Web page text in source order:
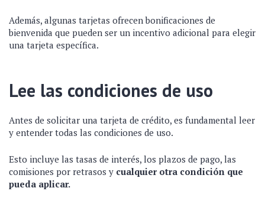
Además, algunas tarjetas ofrecen bonificaciones de
bienvenida que pueden ser un incentivo adicional para elegir
una tarjeta específica.
Lee las condiciones de uso
Antes de solicitar una tarjeta de crédito, es fundamental leer
y entender todas las condiciones de uso.
Esto incluye las tasas de interés, los plazos de pago, las
comisiones por retrasos y cualquier otra condición que
pueda aplicar.